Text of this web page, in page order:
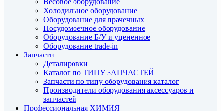
Весовое оборудование
Холодильное оборудование
Оборудование для прачечных
Посудомоечное оборудование
Оборудование Б/У и уцененное
Оборудование trade-in
Запчасти
Деталировки
Каталог по ТИПУ ЗАПЧАСТЕЙ
Запчасти по типу оборудования каталог
Производители оборудования аксессуаров и
запчастей
Профессиональная ХИМИЯ